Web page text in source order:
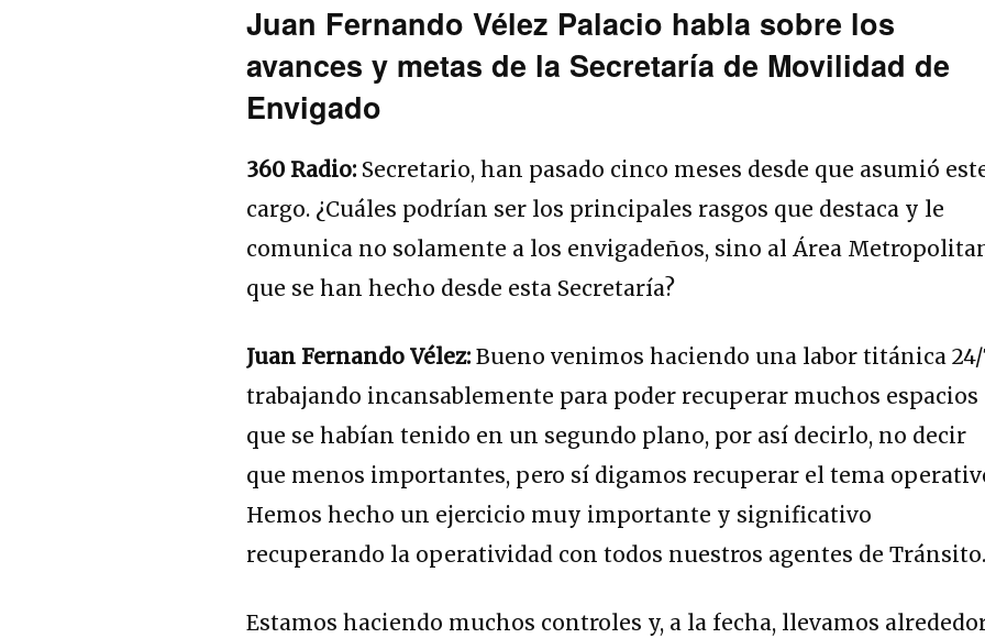
Juan Fernando Vélez Palacio habla sobre los
avances y metas de la Secretaría de Movilidad de
Envigado
360 Radio: Secretario, han pasado cinco meses desde que asumió
cargo. ¿Cuáles podrían ser los principales rasgos que destaca y le
comunica no solamente a los envigadeños, sino al Área
que se han hecho desde esta Secretaría?
Juan Fernando Vélez: Bueno venimos haciendo una labor titánica
trabajando incansablemente para poder recuperar muchos espacios
que se habían tenido en un segundo plano, por así decirlo, no decir
que menos importantes, pero sí digamos recuperar el tema
Hemos hecho un ejercicio muy importante y significativo
recuperando la operatividad con todos nuestros agentes de Tránsito.
Estamos haciendo muchos controles y, a la fecha, llevamos